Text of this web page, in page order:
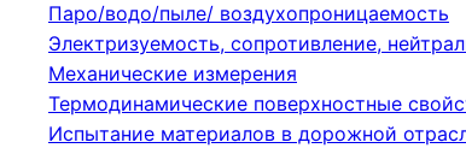
Паро/водо/пыле/ воздухопроницаемость
Электризуемость, сопротивление,
Механические измерения
Термодинамические поверхностные
Испытание материалов в дорожной